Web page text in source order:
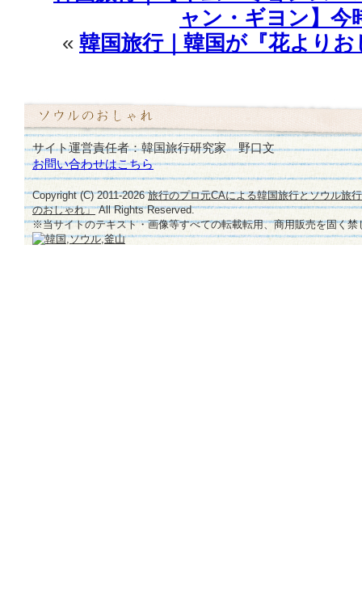
ン
ト
♪
ャン・ギヨン】今
« 韓国旅行｜韓国が『花より
サイト運営責任者：韓国旅行研究家 野口文
お問い合わせはこちら
Copyright (C) 2011-2026旅行のプロ元CAによる韓国旅行とソウル旅
のおしゃれ」All Rights Reserved.
※当サイトのテキスト・画像等すべての転載転用、商用販売を固く禁